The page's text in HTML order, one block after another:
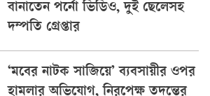
বানাতেন পর্নো ভিডিও, দুই ছেলেসহ
দম্পতি গ্রেপ্তার
‘মবের নাটক সাজিয়ে’ ব্যবসায়ীর ওপর
হামলার অভিযোগ, নিরপেক্ষ তদন্তের